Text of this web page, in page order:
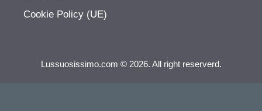
Cookie Policy (UE)
Lussuosissimo.com © 2026. All right reserverd.